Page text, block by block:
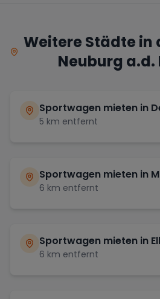
Weitere Städte in
Neuburg a.d.
Sportwagen mieten in
5 km entfernt
Sportwagen mieten in
6 km entfernt
Sportwagen mieten in
6 km entfernt